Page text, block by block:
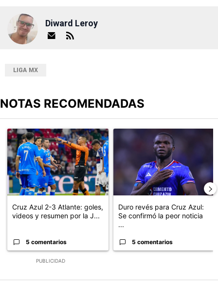
Diward Leroy
LIGA MX
NOTAS RECOMENDADAS
PUBLICIDAD
Un artículo de tendencia con el título "Cruz Azul 2-3 Atlante:
Cruz Azul 2-3 Atlante: goles,
videos y resumen por la J...
5 comentarios
Un artículo de tendencia con
Duro revés para Cruz Azul:
Se confirmó la peor noticia
...
5 comentarios